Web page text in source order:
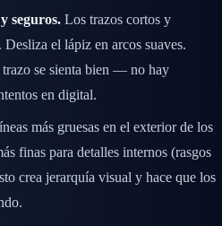
seguros. Los trazos cortos y
Desliza el lápiz en arcos suaves.
trazo se sienta bien — no hay
en digital.
más gruesas en el exterior de los
finas para detalles internos (rasgos
crea jerarquía visual y hace que los